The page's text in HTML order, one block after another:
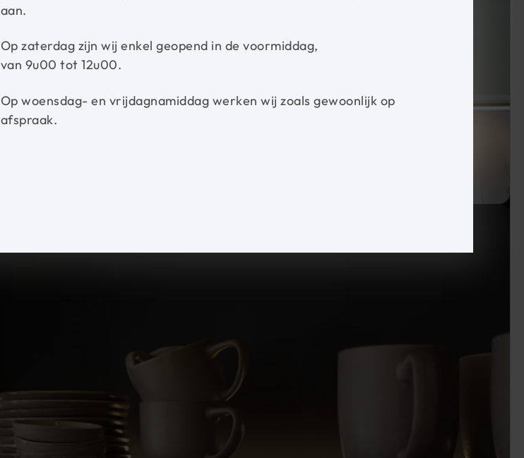
aan.
Op zaterdag zijn wij enkel geopend in de voormiddag,
van 9u00 tot 12u00.
Op woensdag- en vrijdagnamiddag werken wij zoals gewoonlijk op
afspraak.